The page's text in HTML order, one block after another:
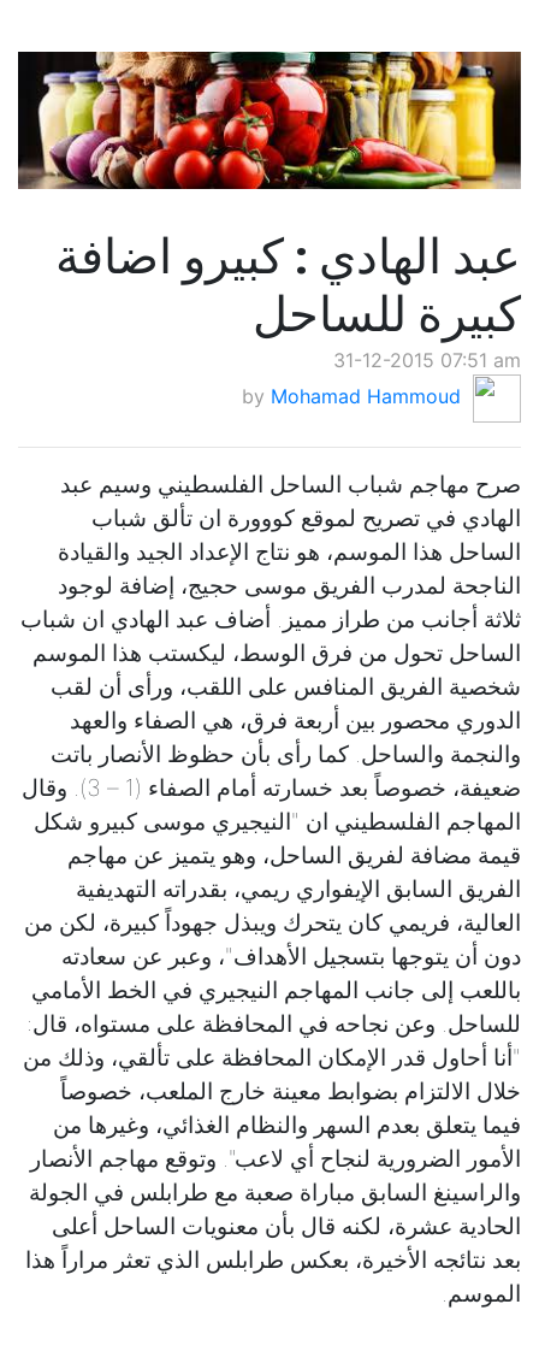
عبد الهادي : كبيرو اضافة
كبيرة للساحل
31-12-2015 07:51 am
by Mohamad Hammoud
صرح مهاجم شباب الساحل الفلسطيني وسيم عبد
الهادي في تصريح لموقع كووورة ان تألق شباب
الساحل هذا الموسم، هو نتاج الإعداد الجيد والقيادة
الناجحة لمدرب الفريق موسى حجيج، إضافة لوجود
ثلاثة أجانب من طراز مميز. أضاف عبد الهادي ان شباب
الساحل تحول من فرق الوسط، ليكستب هذا الموسم
شخصية الفريق المنافس على اللقب، ورأى أن لقب
الدوري محصور بين أربعة فرق، هي الصفاء والعهد
والنجمة والساحل. كما رأى بأن حظوظ الأنصار باتت
ضعيفة، خصوصاً بعد خسارته أمام الصفاء (1 – 3). وقال
المهاجم الفلسطيني ان "النيجيري موسى كبيرو شكل
قيمة مضافة لفريق الساحل، وهو يتميز عن مهاجم
الفريق السابق الإيفواري ريمي، بقدراته التهديفية
العالية، فريمي كان يتحرك ويبذل جهوداً كبيرة، لكن من
دون أن يتوجها بتسجيل الأهداف"، وعبر عن سعادته
باللعب إلى جانب المهاجم النيجيري في الخط الأمامي
للساحل. وعن نجاحه في المحافظة على مستواه، قال:
"أنا أحاول قدر الإمكان المحافظة على تألقي، وذلك من
خلال الالتزام بضوابط معينة خارج الملعب، خصوصاً
فيما يتعلق بعدم السهر والنظام الغذائي، وغيرها من
الأمور الضرورية لنجاح أي لاعب". وتوقع مهاجم الأنصار
والراسينغ السابق مباراة صعبة مع طرابلس في الجولة
الحادية عشرة، لكنه قال بأن معنويات الساحل أعلى
بعد نتائجه الأخيرة، بعكس طرابلس الذي تعثر مراراً هذا
الموسم.